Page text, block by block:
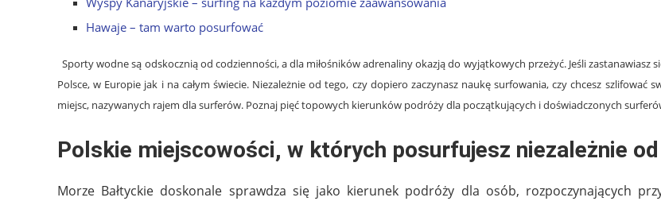
Hawaje – tam warto posurfować
Sporty wodne są odskocznią od codzienności, a dla miłośników adrenaliny okazją do wyjątkowych przeżyć. Jeśli
Polsce, w Europie jak i na całym świecie. Niezależnie od tego, czy dopiero zaczynasz naukę surfowania, czy chcesz
miejsc, nazywanych rajem dla surferów. Poznaj pięć topowych kierunków podróży dla początkujących i doświadczonych
Polskie miejscowości, w których posurfujesz niezależnie
Morze Bałtyckie doskonale sprawdza się jako kierunek podróży dla osób, rozpoczynających